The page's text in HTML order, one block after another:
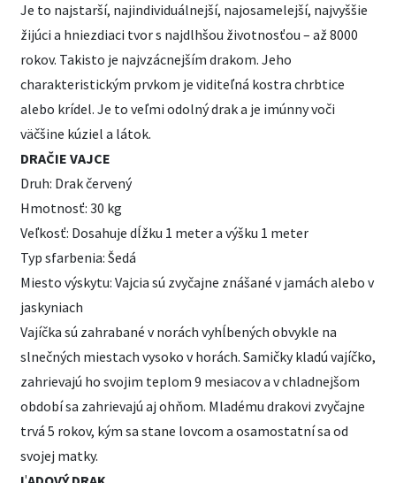
Je to najstarší, najindividuálnejší, najosamelejší, najvyššie
žijúci a hniezdiaci tvor s najdlhšou životnosťou – až 8000
rokov. Takisto je najvzácnejším drakom. Jeho
charakteristickým prvkom je viditeľná kostra chrbtice
alebo krídel. Je to veľmi odolný drak a je imúnny voči
väčšine kúziel a látok.
DRAČIE VAJCE
Druh: Drak červený
Hmotnosť: 30 kg
Veľkosť: Dosahuje dĺžku 1 meter a výšku 1 meter
Typ sfarbenia: Šedá
Miesto výskytu: Vajcia sú zvyčajne znášané v jamách alebo v
jaskyniach
Vajíčka sú zahrabané v norách vyhĺbených obvykle na
slnečných miestach vysoko v horách. Samičky kladú vajíčko,
zahrievajú ho svojim teplom 9 mesiacov a v chladnejšom
období sa zahrievajú aj ohňom. Mladému drakovi zvyčajne
trvá 5 rokov, kým sa stane lovcom a osamostatní sa od
svojej matky.